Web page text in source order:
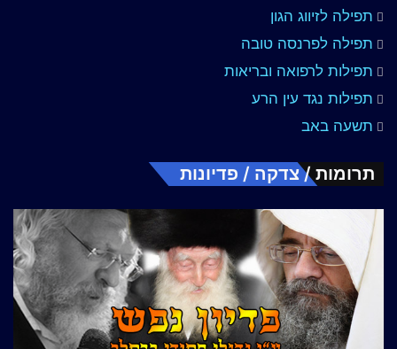
תפילה לזיווג הגון
תפילה לפרנסה טובה
תפילות לרפואה ובריאות
תפילות נגד עין הרע
תשעה באב
תרומות / צדקה / פדיונות